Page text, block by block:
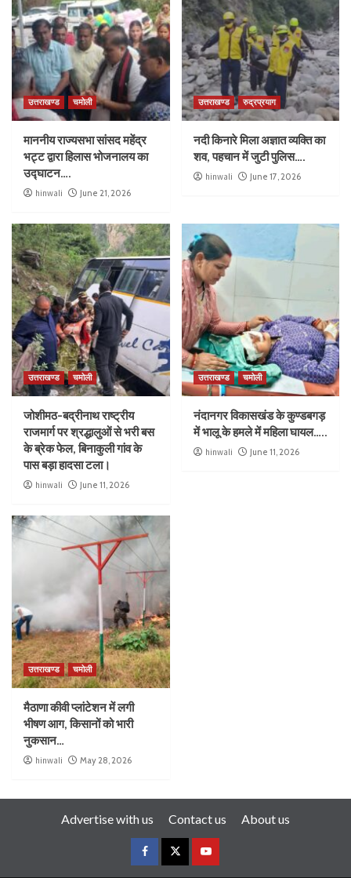
उत्तराखण्ड चमोली
माननीय राज्यसभा सांसद महेंद्र
भट्ट द्वारा हिलास भोजनालय का
उद्घाटन….
hinwali June 21, 2026
उत्तराखण्ड रुद्रप्रयाग
नदी किनारे मिला अज्ञात व्यक्ति का
शव, पहचान में जुटी पुलिस….
hinwali June 17, 2026
उत्तराखण्ड चमोली
जोशीमठ-बद्रीनाथ राष्ट्रीय
राजमार्ग पर श्रद्धालुओं से भरी बस
के ब्रेक फेल, बिनाकुली गांव के
पास बड़ा हादसा टला।
hinwali June 11, 2026
उत्तराखण्ड चमोली
नंदानगर विकासखंड के कुण्डबगड़
में भालू के हमले में महिला घायल…..
hinwali June 11, 2026
उत्तराखण्ड चमोली
मैठाणा कीवी प्लांटेशन में लगी
भीषण आग, किसानों को भारी
नुकसान…
hinwali May 28, 2026
Advertise with us Contact us About us